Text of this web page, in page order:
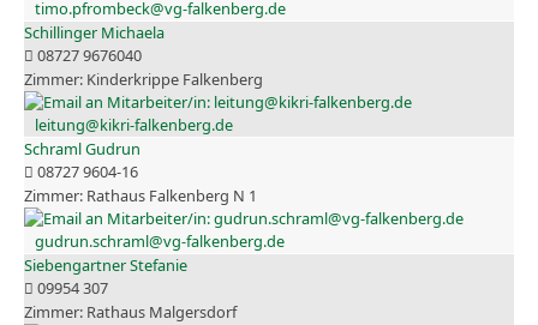
timo.pfrombeck@vg-falkenberg.de
Schillinger Michaela
08727 9676040
Kinderkrippe Falkenberg
leitung@kikri-falkenberg.de
Schraml Gudrun
08727 9604-16
Rathaus Falkenberg N 1
gudrun.schraml@vg-falkenberg.de
Siebengartner Stefanie
09954 307
Rathaus Malgersdorf